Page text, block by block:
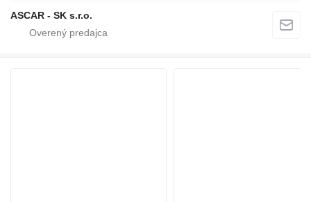
ASCAR - SK s.r.o.